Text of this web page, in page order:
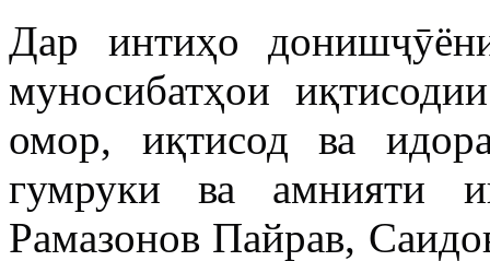
Дар интиҳо
муносибатҳои
омор, иқтисод ва
гумруки ва амнияти
Рамазонов Пайрав,